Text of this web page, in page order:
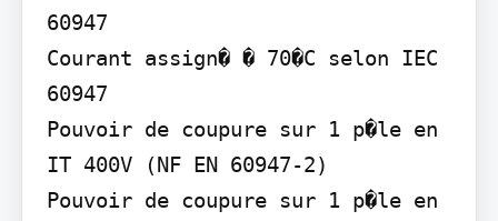
60947
Courant assign� � 70�C selon IEC
60947
Pouvoir de coupure sur 1 p�le en
IT 400V (NF EN 60947-2)
Pouvoir de coupure sur 1 p�le en